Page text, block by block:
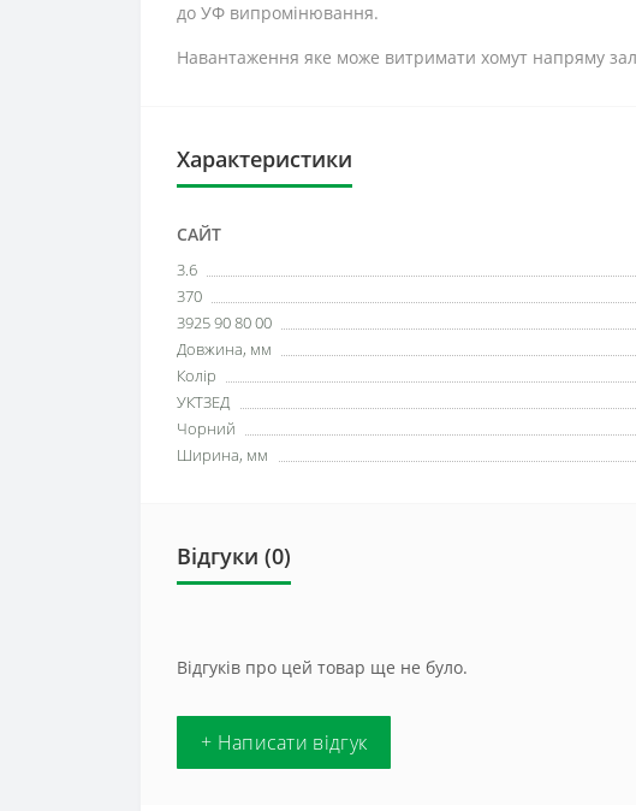
до УФ випромінювання.
Навантаження яке може витримати хомут напряму
Характеристики
САЙТ
3.6
370
3925 90 80 00
Довжина, мм
Колір
УКТЗЕД
Чорний
Ширина, мм
Відгуки (0)
Відгуків про цей товар ще не було.
+ Написати відгук